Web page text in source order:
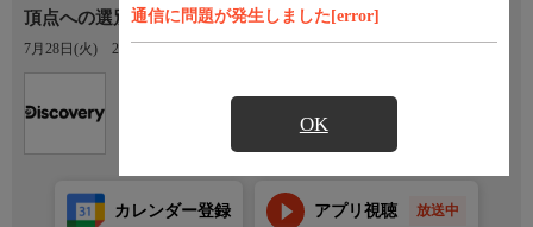
通信に問題が発生しました[error]
OK
頂点への選別戦（字）
7月28日(火) 23:00〜00:00
ディスカバリーチャンネル
カレンダー登録 アプリ視聴 放送中